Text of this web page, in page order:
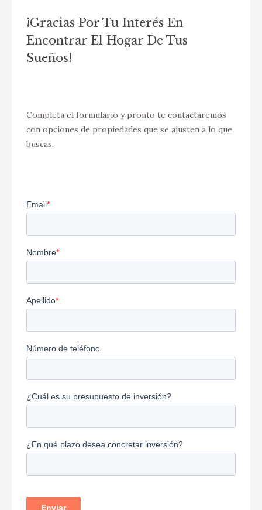
¡Gracias Por Tu Interés En
Encontrar El Hogar De Tus
Sueños!
Completa el formulario y pronto te contactaremos
con opciones de propiedades que se ajusten a lo que
buscas.